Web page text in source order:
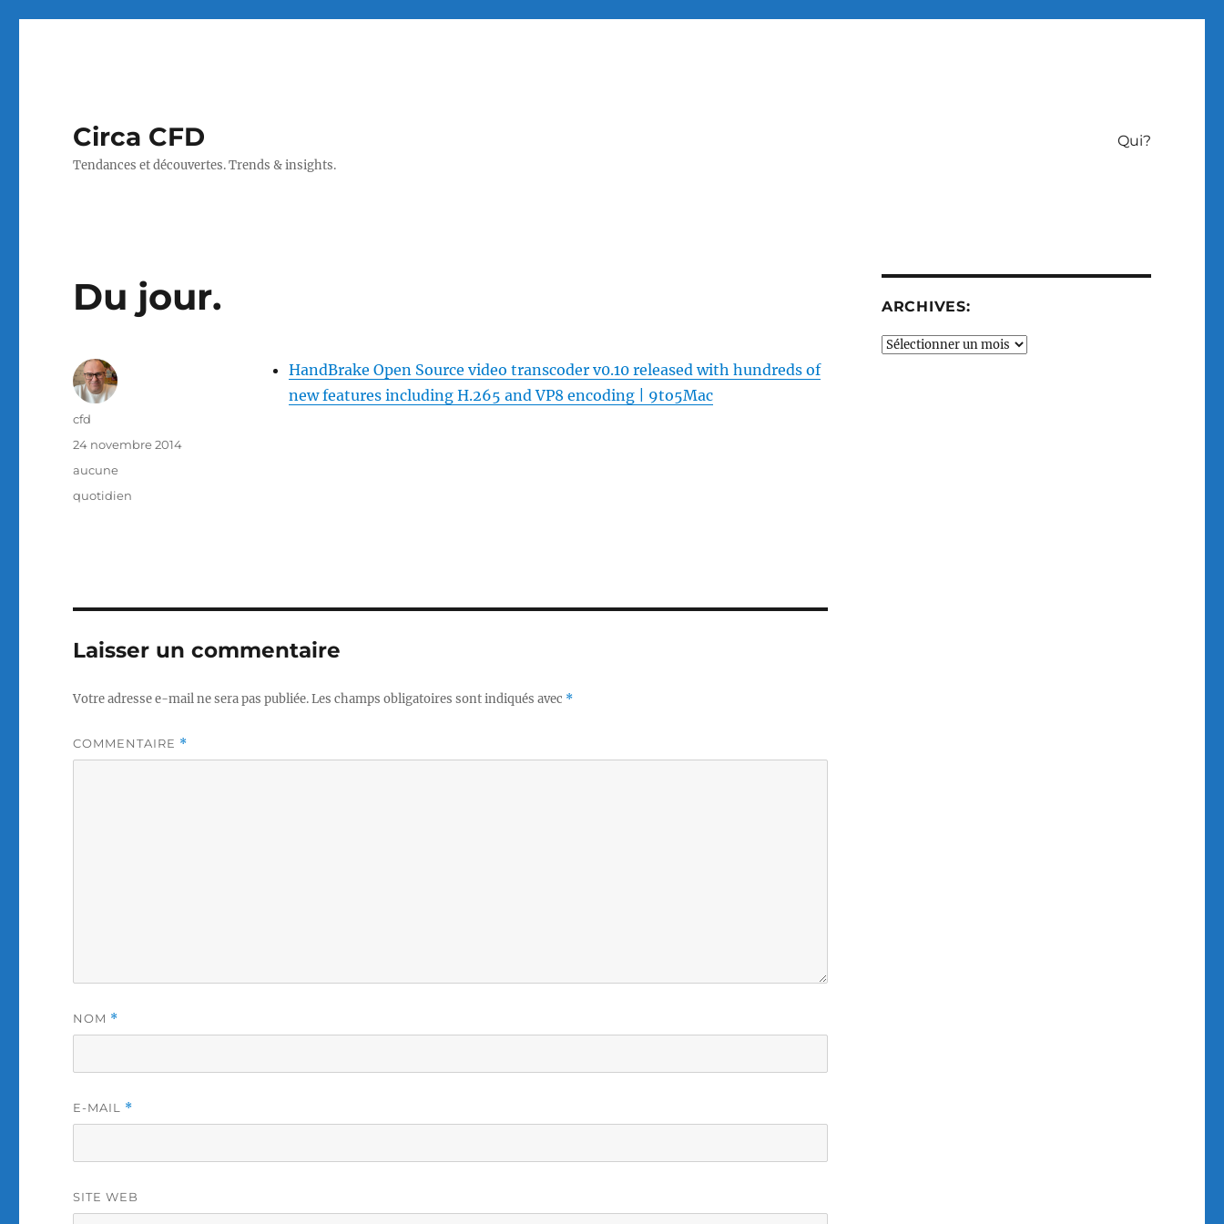
Circa CFD
Tendances et découvertes. Trends & insights.
Qui?
Du jour.
HandBrake Open Source video transcoder v0.10 released with hundreds of
new features including H.265 and VP8 encoding | 9to5Mac
Auteur
cfd
Publié
24 novembre 2014
Catégories
aucune
Étiquettes
quotidien
Laisser un commentaire
Votre adresse e-mail ne sera pas publiée.Les champs obligatoires sont indiqués avec *
COMMENTAIRE *
NOM *
E-MAIL *
SITE WEB
ARCHIVES:
Archives: